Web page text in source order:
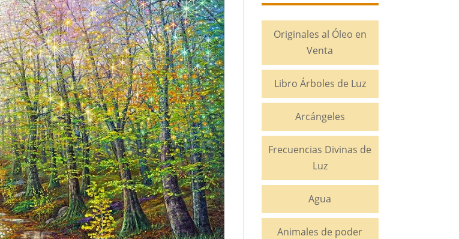
Originales al Óleo en
Venta
Libro Árboles de Luz
Arcángeles
Frecuencias Divinas de
Luz
Agua
Animales de poder